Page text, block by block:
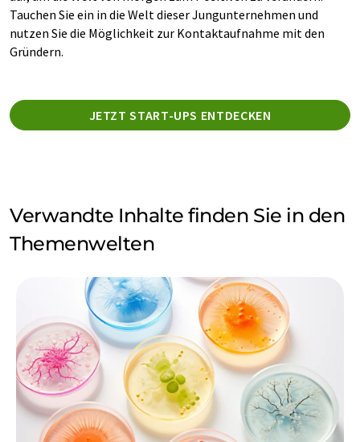
Tauchen Sie ein in die Welt dieser Jungunternehmen und
nutzen Sie die Möglichkeit zur Kontaktaufnahme mit den
Gründern.
JETZT START-UPS ENTDECKEN
Verwandte Inhalte finden Sie in den
Themenwelten